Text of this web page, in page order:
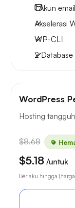
1Akun email
Akselerasi
WP-CLI
2 Database
WordPress
Hosting
$8.68
$5.18 /untuk
Berlaku hingga